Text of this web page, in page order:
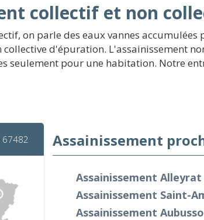
collectif et non
on parle des eaux vannes
d'épuration. L'assainissement
seulement pour une habitation. Notre
67482 Assainissement
Assainissement Alleyrat
Assainissement Saint-
Assainissement